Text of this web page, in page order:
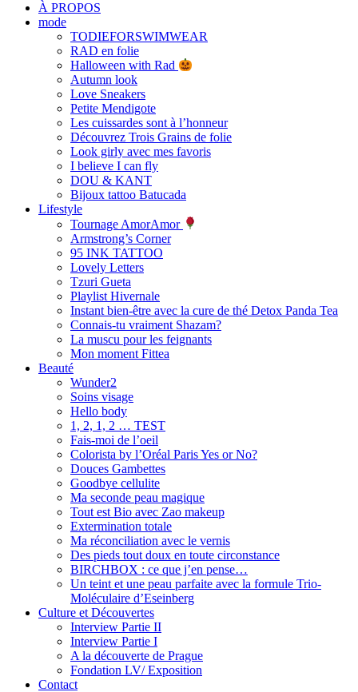
À PROPOS
mode
TODIEFORSWIMWEAR
RAD en folie
Halloween with Rad
Autumn look
Love Sneakers
Petite Mendigote
Les cuissardes sont à l’honneur
Découvrez Trois Grains de folie
Look girly avec mes favoris
I believe I can fly
DOU & KANT
Bijoux tattoo Batucada
Lifestyle
Tournage AmorAmor
Armstrong’s Corner
95 INK TATTOO
Lovely Letters
Tzuri Gueta
Playlist Hivernale
Instant bien-être avec la cure de thé Detox Panda Tea
Connais-tu vraiment Shazam?
La muscu pour les feignants
Mon moment Fittea
Beauté
Wunder2
Soins visage
Hello body
1, 2, 1, 2 … TEST
Fais-moi de l’oeil
Colorista by l’Oréal Paris Yes or No?
Douces Gambettes
Goodbye cellulite
Ma seconde peau magique
Tout est Bio avec Zao makeup
Extermination totale
Ma réconciliation avec le vernis
Des pieds tout doux en toute circonstance
BIRCHBOX : ce que j’en pense…
Un teint et une peau parfaite avec la formule Trio-
Moléculaire d’Eseinberg
Culture et Découvertes
Interview Partie II
Interview Partie I
A la découverte de Prague
Fondation LV/ Exposition
Contact